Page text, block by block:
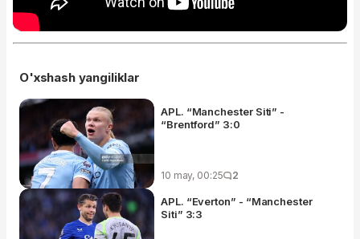
O'xshash yangiliklar
APL. “Manchester Siti” -
“Brentford” 3:0
10 may, 00:25 2
APL. “Everton” - “Manchester
Siti” 3:3